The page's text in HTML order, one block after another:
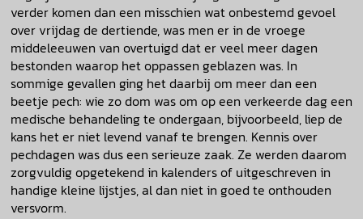
verder komen dan een misschien wat onbestemd gevoel
over vrijdag de dertiende, was men er in de vroege
middeleeuwen van overtuigd dat er veel meer dagen
bestonden waarop het oppassen geblazen was. In
sommige gevallen ging het daarbij om meer dan een
beetje pech: wie zo dom was om op een verkeerde dag een
medische behandeling te ondergaan, bijvoorbeeld, liep de
kans het er niet levend vanaf te brengen. Kennis over
pechdagen was dus een serieuze zaak. Ze werden daarom
zorgvuldig opgetekend in kalenders of uitgeschreven in
handige kleine lijstjes, al dan niet in goed te onthouden
versvorm.